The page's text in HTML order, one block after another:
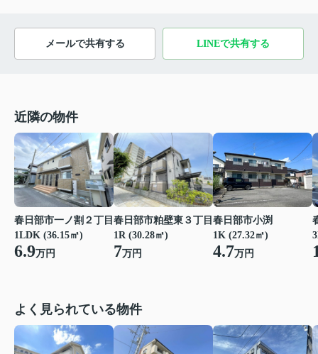
メールで共有する LINEで共有する
近隣の物件
春日部市一ノ割２丁目
1LDK (36.15㎡)
6.9万円
春日部市粕壁東３丁目
1R (30.28㎡)
7万円
春日部市小渕
1K (27.32㎡)
4.7万円
よく見られている物件